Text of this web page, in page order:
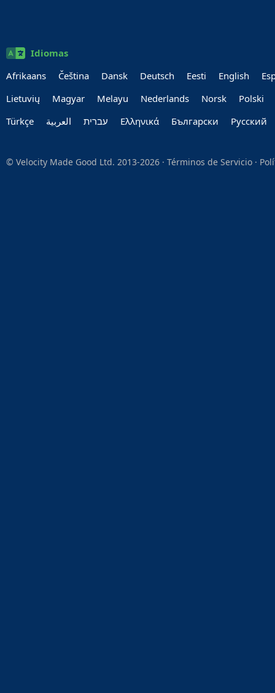
Idiomas
Afrikaans
Čeština Dansk Deutsch Eesti English
Lietuvių
Magyar Melayu Nederlands Norsk
Polski
Türkçe
العربية‏ עברית‏ Ελληνικά Български Руccкий
© Velocity Made Good Ltd. 2013-2026 · Términos de Servicio ·